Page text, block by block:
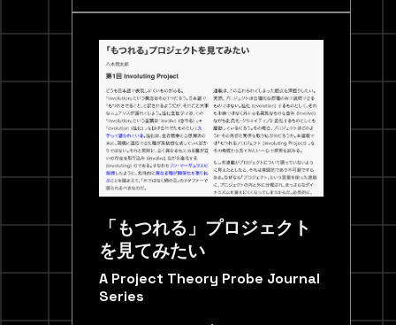
「もつれる」プロジェクト
を見てみたい
A Project Theory Probe Journal
Series